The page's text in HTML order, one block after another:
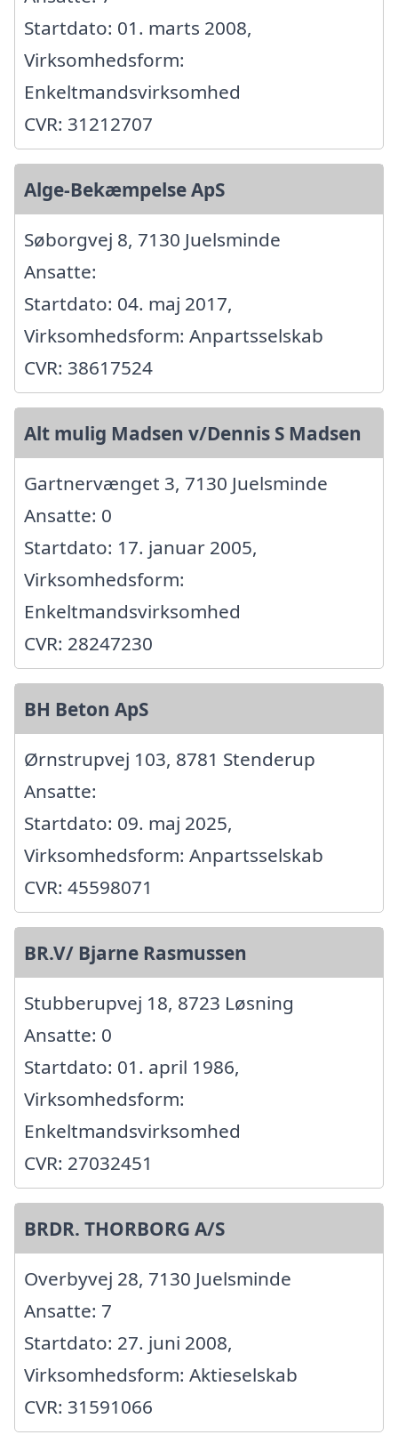
Startdato: 01. marts 2008,
Virksomhedsform:
Enkeltmandsvirksomhed
CVR: 31212707
Alge-Bekæmpelse ApS
Søborgvej 8, 7130 Juelsminde
Ansatte:
Startdato: 04. maj 2017,
Virksomhedsform: Anpartsselskab
CVR: 38617524
Alt mulig Madsen v/Dennis S Madsen
Gartnervænget 3, 7130 Juelsminde
Ansatte: 0
Startdato: 17. januar 2005,
Virksomhedsform:
Enkeltmandsvirksomhed
CVR: 28247230
BH Beton ApS
Ørnstrupvej 103, 8781 Stenderup
Ansatte:
Startdato: 09. maj 2025,
Virksomhedsform: Anpartsselskab
CVR: 45598071
BR.V/ Bjarne Rasmussen
Stubberupvej 18, 8723 Løsning
Ansatte: 0
Startdato: 01. april 1986,
Virksomhedsform:
Enkeltmandsvirksomhed
CVR: 27032451
BRDR. THORBORG A/S
Overbyvej 28, 7130 Juelsminde
Ansatte: 7
Startdato: 27. juni 2008,
Virksomhedsform: Aktieselskab
CVR: 31591066